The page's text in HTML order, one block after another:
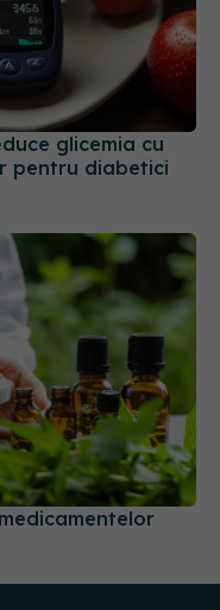
glicemia cu
pentru diabetici